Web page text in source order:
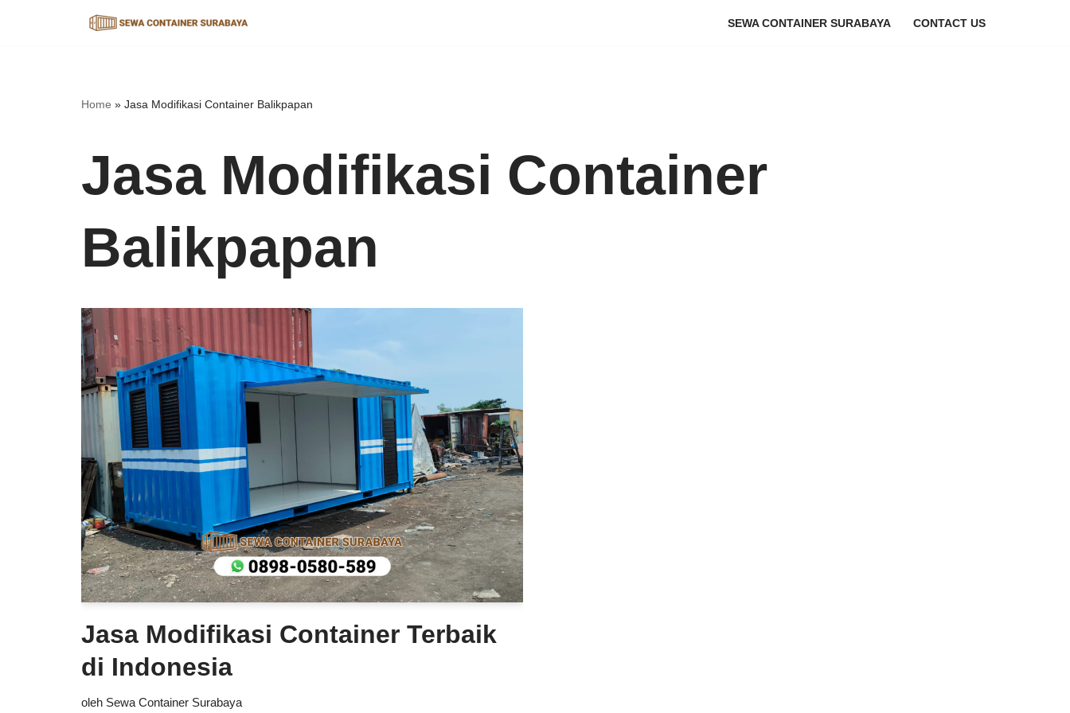
SEWA CONTAINER SURABAYA CONTACT US
Home » Jasa Modifikasi Container Balikpapan
Jasa Modifikasi Container
Balikpapan
Jasa Modifikasi Container Terbaik
di Indonesia
oleh Sewa Container Surabaya